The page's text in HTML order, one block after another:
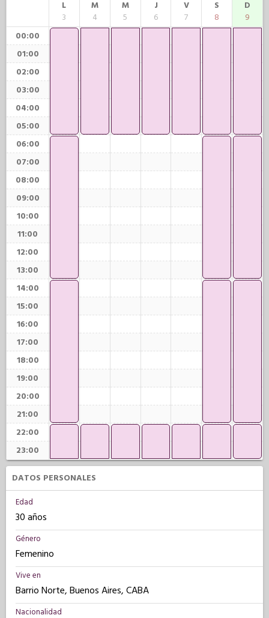
L
3
M
4
M
5
J
6
V
7
S
8
D
9
00:00
01:00
02:00
03:00
04:00
05:00
06:00
07:00
08:00
09:00
10:00
11:00
12:00
13:00
14:00
15:00
16:00
17:00
18:00
19:00
20:00
21:00
22:00
23:00
DATOS PERSONALES
Edad
30 años
Género
Femenino
Vive en
Barrio Norte, Buenos Aires, CABA
Nacionalidad